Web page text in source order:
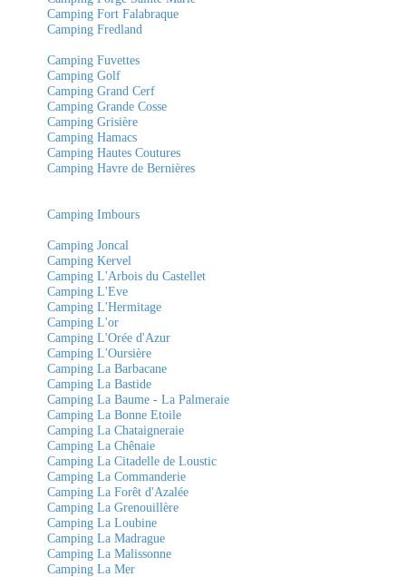
Camping Fort Falabraque
Camping Fredland
Camping Fuvettes
Camping Golf
Camping Grand Cerf
Camping Grande Cosse
Camping Grisière
Camping Hamacs
Camping Hautes Coutures
Camping Havre de Bernières
Camping Imbours
Camping Joncal
Camping Kervel
Camping L'Arbois du Castellet
Camping L'Eve
Camping L'Hermitage
Camping L'or
Camping L'Orée d'Azur
Camping L'Oursière
Camping La Barbacane
Camping La Bastide
Camping La Baume - La Palmeraie
Camping La Bonne Etoile
Camping La Chataigneraie
Camping La Chênaie
Camping La Citadelle de Loustic
Camping La Commanderie
Camping La Forêt d'Azalée
Camping La Grenouillère
Camping La Loubine
Camping La Madrague
Camping La Malissonne
Camping La Mer